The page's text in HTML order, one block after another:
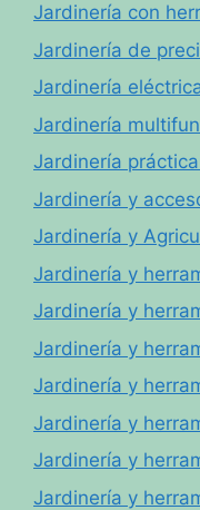
Jardinería con
Jardinería de
Jardinería
Jardinería
Jardinería
Jardinería y
Jardinería y
Jardinería y
Jardinería y
Jardinería y
Jardinería y
Jardinería y
Jardinería y
Jardinería y